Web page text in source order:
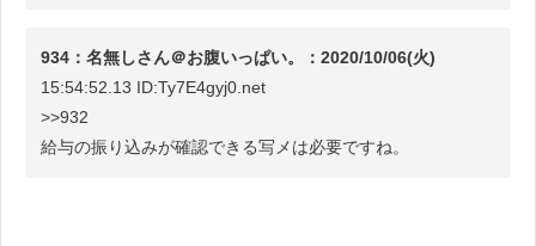
934：名無しさん＠お腹いっぱい。：2020/10/06(火)
15:54:52.13 ID:Ty7E4gyj0.net
>>932
給与の振り込みが確認できる写メは必要ですね。